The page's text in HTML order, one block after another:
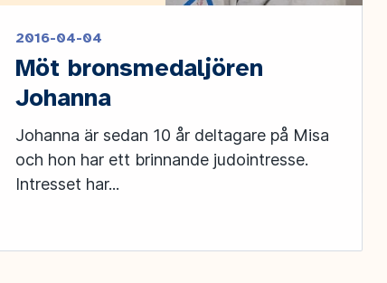
2016-04-04
Möt bronsmedaljören
Johanna
Johanna är sedan 10 år deltagare på Misa
och hon har ett brinnande judointresse.
Intresset har...